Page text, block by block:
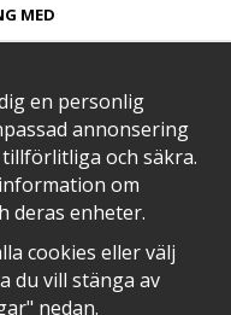
MED​
MED
en personlig
annonsering
och säkra.
om
deras enheter.
cookies eller välj
du vill stänga av
nedan.